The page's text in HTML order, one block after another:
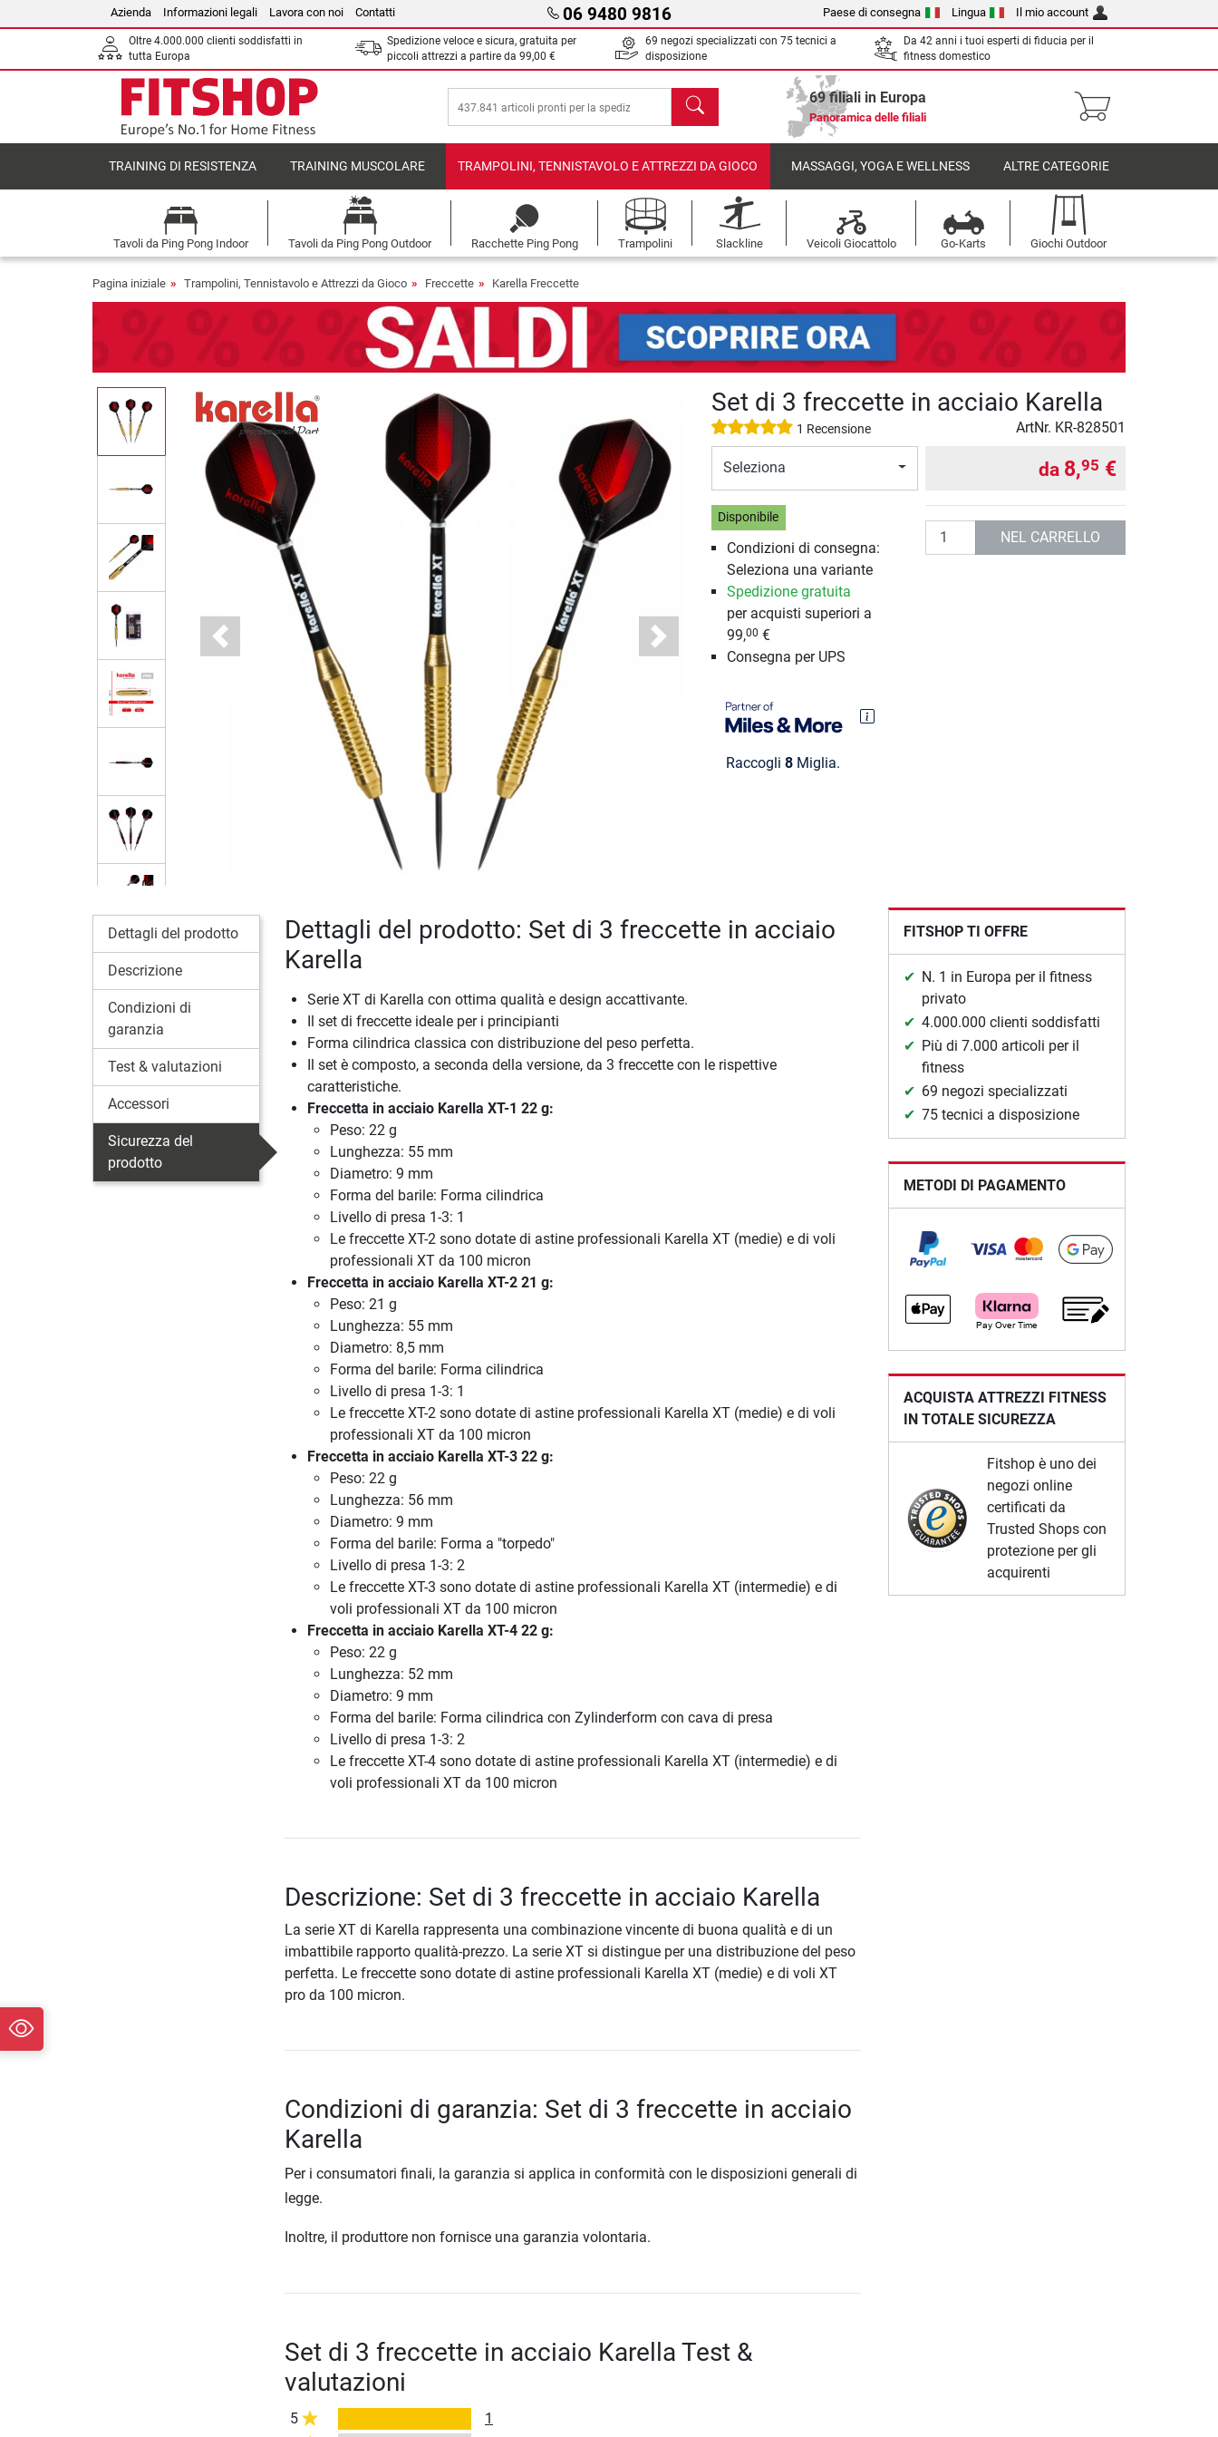
Azienda Informazioni legali Lavora con noi Contatti 06 9480 9816 Paese di consegna Lingua Il mio account
Oltre 4.000.000 clienti soddisfatti in
tutta Europa
Spedizione veloce e sicura, gratuita per
piccoli attrezzi a partire da 99,00 €
69 negozi specializzati con 75 tecnici a
disposizione
Da 42 anni i tuoi esperti di fiducia per il
fitness domestico
Cerca 69 filiali in Europa
Panoramica delle filiali
TRAINING DI RESISTENZA TRAINING MUSCOLARE TRAMPOLINI, TENNISTAVOLO E ATTREZZI DA GIOCO MASSAGGI, YOGA E WELLNESS ALTRE CATEGORIE
Tavoli da Ping Pong Indoor Tavoli da Ping Pong Outdoor Racchette Ping Pong Trampolini Slackline Veicoli Giocattolo Go-Karts Giochi Outdoor
Pagina iniziale Trampolini, Tennistavolo e Attrezzi da Gioco Freccette Karella Freccette
Previous Next
Set di 3 freccette in acciaio Karella
1 Recensione ArtNr. KR-828501
Seleziona
Disponibile
Condizioni di consegna:
Seleziona una variante
Spedizione gratuita
per acquisti superiori a
99,00 €
Consegna per UPS
Raccogli 8Miglia.
da 8,95 €
Quantità NEL CARRELLO
Dettagli del prodotto
Descrizione
Condizioni di
garanzia
Test & valutazioni
Accessori
Sicurezza del
prodotto
Dettagli del prodotto: Set di 3 freccette in acciaio
Karella
Serie XT di Karella con ottima qualità e design accattivante.
Il set di freccette ideale per i principianti
Forma cilindrica classica con distribuzione del peso perfetta.
Il set è composto, a seconda della versione, da 3 freccette con le rispettive
caratteristiche.
Freccetta in acciaio Karella XT-1 22 g:
Peso: 22 g
Lunghezza: 55 mm
Diametro: 9 mm
Forma del barile: Forma cilindrica
Livello di presa 1-3: 1
Le freccette XT-2 sono dotate di astine professionali Karella XT (medie) e di voli
professionali XT da 100 micron
Freccetta in acciaio Karella XT-2 21 g:
Peso: 21 g
Lunghezza: 55 mm
Diametro: 8,5 mm
Forma del barile: Forma cilindrica
Livello di presa 1-3: 1
Le freccette XT-2 sono dotate di astine professionali Karella XT (medie) e di voli
professionali XT da 100 micron
Freccetta in acciaio Karella XT-3 22 g:
Peso: 22 g
Lunghezza: 56 mm
Diametro: 9 mm
Forma del barile: Forma a "torpedo"
Livello di presa 1-3: 2
Le freccette XT-3 sono dotate di astine professionali Karella XT (intermedie) e di
voli professionali XT da 100 micron
Freccetta in acciaio Karella XT-4 22 g:
Peso: 22 g
Lunghezza: 52 mm
Diametro: 9 mm
Forma del barile: Forma cilindrica con Zylinderform con cava di presa
Livello di presa 1-3: 2
Le freccette XT-4 sono dotate di astine professionali Karella XT (intermedie) e di
voli professionali XT da 100 micron
Descrizione: Set di 3 freccette in acciaio Karella
La serie XT di Karella rappresenta una combinazione vincente di buona qualità e di un
imbattibile rapporto qualità-prezzo. La serie XT si distingue per una distribuzione del peso
perfetta. Le freccette sono dotate di astine professionali Karella XT (medie) e di voli XT
pro da 100 micron.
Condizioni di garanzia: Set di 3 freccette in acciaio
Karella
Per i consumatori finali, la garanzia si applica in conformità con le disposizioni generali di
legge.
Inoltre, il produttore non fornisce una garanzia volontaria.
Set di 3 freccette in acciaio Karella Test &
valutazioni
5
1
FITSHOP TI OFFRE
N. 1 in Europa per il fitness
privato
4.000.000 clienti soddisfatti
Più di 7.000 articoli per il
fitness
69 negozi specializzati
75 tecnici a disposizione
METODI DI PAGAMENTO
ACQUISTA ATTREZZI FITNESS
IN TOTALE SICUREZZA
Fitshop è uno dei
negozi online
certificati da
Trusted Shops con
protezione per gli
acquirenti